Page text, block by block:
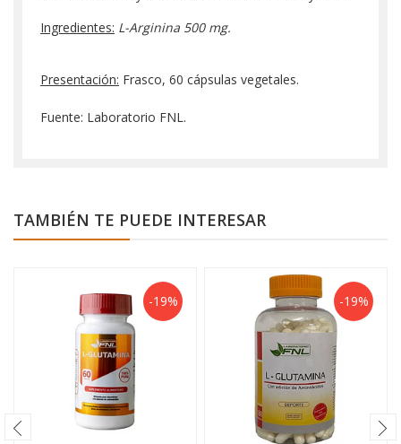
Ingredientes: L-Arginina 500 mg.
Presentación: Frasco, 60 cápsulas vegetales.
Fuente: Laboratorio FNL.
TAMBIÉN TE PUEDE INTERESAR
-19% -19%